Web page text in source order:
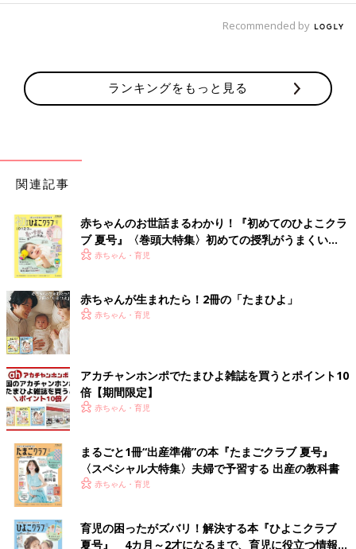
Recommended by
ランキングをもっと見る
関連記事
赤ちゃんのお世話まるわかり！『初めてのひよこクラ
ブ 夏号』〈巻頭大特集〉初めての授乳がうまくい
く！ おっぱい・ミルクの基本と夏のトラブル 解決テ
赤ちゃん・育児
赤ちゃんが生まれたら！2冊の「たまひよ」
赤ちゃん・育児
アカチャンホンポでたまひよ雑誌を買うとポイント10
倍【期間限定】
赤ちゃん・育児
まるごと1冊“出産準備”の本『たまごクラブ 夏号』
〈スペシャル大特集〉夫婦で予習する 出産の教科書
赤ちゃん・育児
育児の困ったがズバリ！解決する本『ひよこクラブ
夏号』 4カ月～2才になるまで、育児に役立つ情報が